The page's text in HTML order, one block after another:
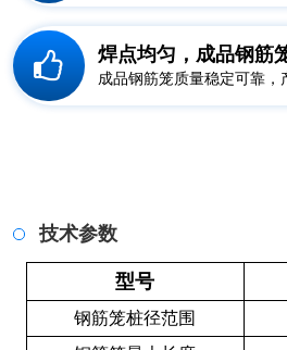
焊点均匀，成品钢筋
成品钢筋笼质量稳定可靠，
技术参数
型号
钢筋笼桩径范围